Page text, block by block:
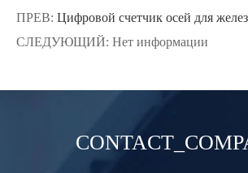
ПРЕВ: Цифровой счетчик осей для
СЛЕДУЮЩИЙ: Нет информации